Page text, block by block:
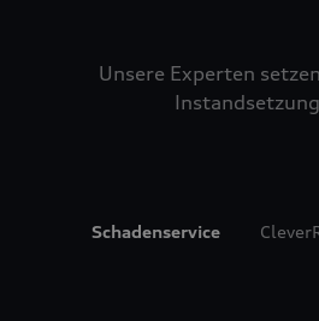
Unsere Experten
Schadenservice